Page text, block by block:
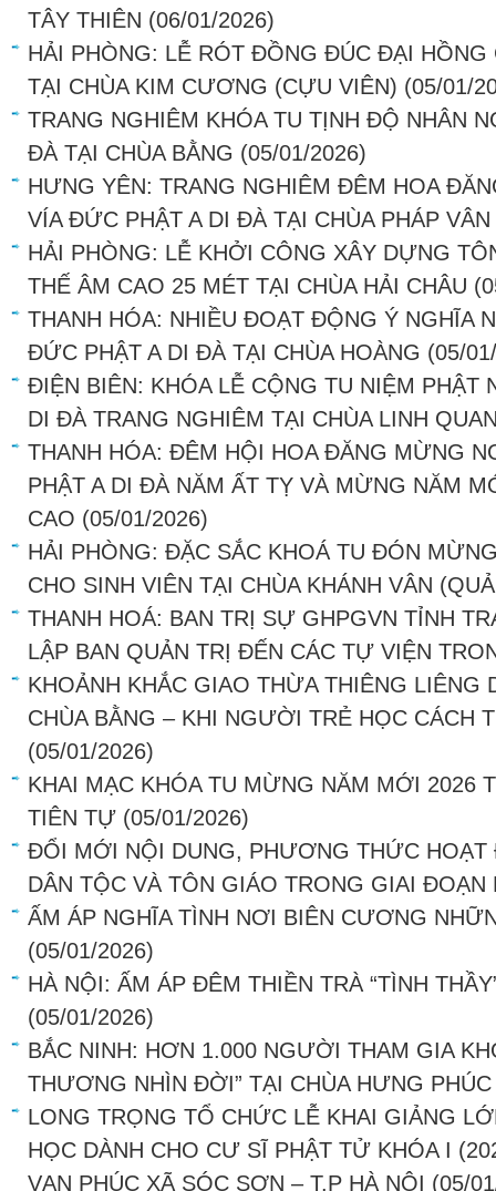
TÂY THIÊN (06/01/2026)
HẢI PHÒNG: LỄ RÓT ĐỒNG ĐÚC ĐẠI HỒNG
TẠI CHÙA KIM CƯƠNG (CỰU VIÊN) (05/01/
TRANG NGHIÊM KHÓA TU TỊNH ĐỘ NHÂN
ĐÀ TẠI CHÙA BẰNG (05/01/2026)
HƯNG YÊN: TRANG NGHIÊM ĐÊM HOA
VÍA ĐỨC PHẬT A DI ĐÀ TẠI CHÙA PHÁP VÂN
HẢI PHÒNG: LỄ KHỞI CÔNG XÂY DỰNG
THẾ ÂM CAO 25 MÉT TẠI CHÙA HẢI CHÂU
THANH HÓA: NHIỀU ĐOẠT ĐỘNG Ý NGHĨA
ĐỨC PHẬT A DI ĐÀ TẠI CHÙA HOÀNG (05/
ĐIỆN BIÊN: KHÓA LỄ CỘNG TU NIỆM PHẬT
DI ĐÀ TRANG NGHIÊM TẠI CHÙA LINH
THANH HÓA: ĐÊM HỘI HOA ĐĂNG MỪNG
PHẬT A DI ĐÀ NĂM ẤT TỴ VÀ MỪNG NĂM
CAO (05/01/2026)
HẢI PHÒNG: ĐẶC SẮC KHOÁ TU ĐÓN
CHO SINH VIÊN TẠI CHÙA KHÁNH VÂN
THANH HOÁ: BAN TRỊ SỰ GHPGVN TỈNH
LẬP BAN QUẢN TRỊ ĐẾN CÁC TỰ VIỆN
KHOẢNH KHẮC GIAO THỪA THIÊNG LIÊNG
CHÙA BẰNG – KHI NGƯỜI TRẺ HỌC CÁCH
(05/01/2026)
KHAI MẠC KHÓA TU MỪNG NĂM MỚI 2026
TIÊN TỰ (05/01/2026)
ĐỔI MỚI NỘI DUNG, PHƯƠNG THỨC HOẠT
DÂN TỘC VÀ TÔN GIÁO TRONG GIAI ĐOẠN
ẤM ÁP NGHĨA TÌNH NƠI BIÊN CƯƠNG
(05/01/2026)
HÀ NỘI: ẤM ÁP ĐÊM THIỀN TRÀ “TÌNH
(05/01/2026)
BẮC NINH: HƠN 1.000 NGƯỜI THAM GIA
THƯƠNG NHÌN ĐỜI” TẠI CHÙA HƯNG PHÚC
LONG TRỌNG TỔ CHỨC LỄ KHAI GIẢNG
HỌC DÀNH CHO CƯ SĨ PHẬT TỬ KHÓA I
VẠN PHÚC XÃ SÓC SƠN – T.P HÀ NỘI (05/